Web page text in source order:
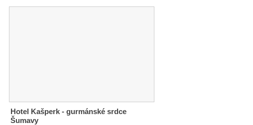
Hotel Kašperk - gurmánské srdce
Šumavy